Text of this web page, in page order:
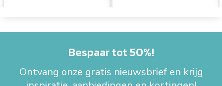
Bespaar tot 50%!
Ontvang onze gratis nieuwsbrief en krijg